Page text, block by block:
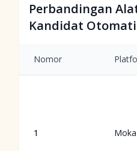
Perbandingan
Kandidat
Nomor
1